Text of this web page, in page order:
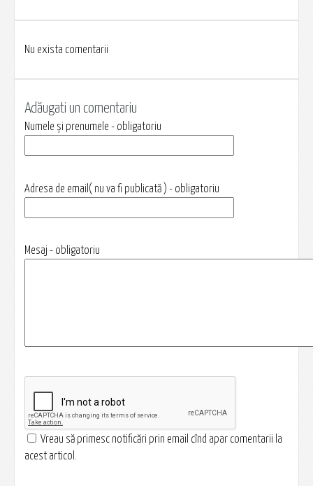
Nu exista comentarii
Adăugati un comentariu
Numele și prenumele - obligatoriu
Adresa de email( nu va fi publicată ) - obligatoriu
Mesaj - obligatoriu
Vreau să primesc notificări prin email cînd apar comentarii la
acest articol.